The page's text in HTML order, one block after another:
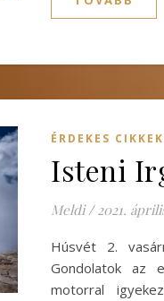
ÉRDEKES CIKKEK
Isteni
Meldi / 2021.
Húsvét 2.
Gondolatok az
motorral